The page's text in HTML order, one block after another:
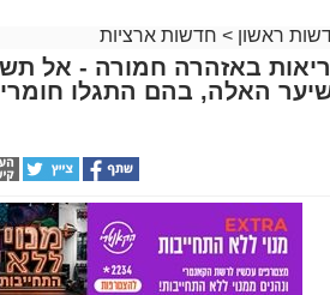
ראשון > חדשות ארציות
באזהרה חמורה - אל
האלה, בהם התגלו